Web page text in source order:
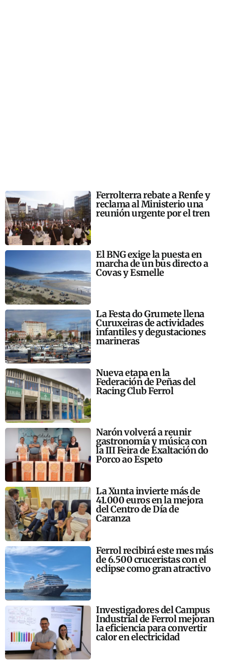
Ferrolterra rebate a Renfe y
reclama al Ministerio una
reunión urgente por el tren
El BNG exige la puesta en
marcha de un bus directo a
Covas y Esmelle
La Festa do Grumete llena
Curuxeiras de actividades
infantiles y degustaciones
marineras
Nueva etapa en la
Federación de Peñas del
Racing Club Ferrol
Narón volverá a reunir
gastronomía y música con
la III Feira de Exaltación do
Porco ao Espeto
La Xunta invierte más de
41.000 euros en la mejora
del Centro de Día de
Caranza
Ferrol recibirá este mes más
de 6.500 cruceristas con el
eclipse como gran atractivo
Investigadores del Campus
Industrial de Ferrol mejoran
la eficiencia para convertir
calor en electricidad